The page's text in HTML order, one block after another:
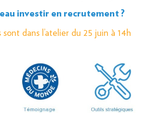
investir en recrutement ?
sont dans l’atelier du 25 juin à 14h